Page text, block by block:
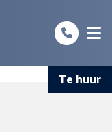
Te huur